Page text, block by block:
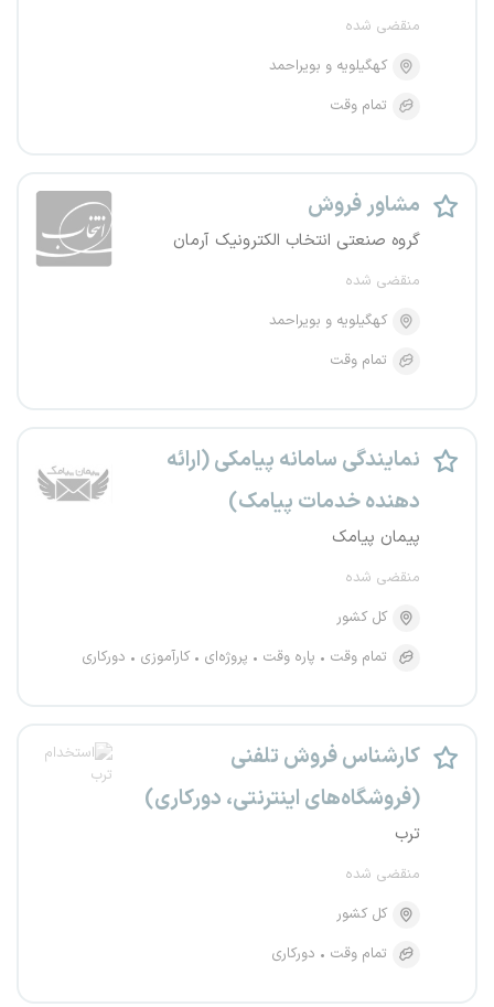
منقضی شده
کهگیلویه و بویراحمد
تمام وقت
مشاور فروش
گروه صنعتی انتخاب الکترونیک آرمان
منقضی شده
کهگیلویه و بویراحمد
تمام وقت
نمایندگی سامانه پیامکی (ارائه
دهنده خدمات پیامک)
پیمان پیامک
منقضی شده
کل کشور
تمام وقت
پاره وقت پروژه‌ای کارآموزی دورکاری
کارشناس فروش تلفنی
(فروشگاه‌های اینترنتی، دورکاری)
ترب
منقضی شده
کل کشور
تمام وقت
دورکاری